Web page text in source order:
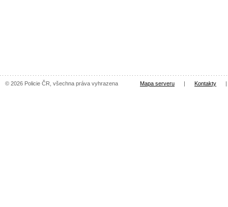
© 2026 Policie ČR, všechna práva vyhrazena Mapa serveru | Kontakty |